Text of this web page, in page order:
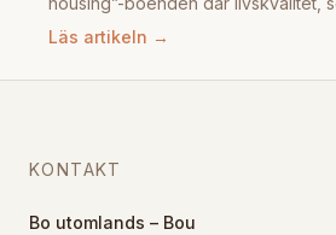
Läs artikeln →
KONTAKT
Bo utomlands – Bou